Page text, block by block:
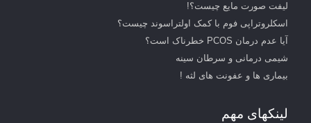
لیفت صورت مایع چیست؟!
اسکلروتراپی فوم با کمک اولتراسوند چیست؟
آیا عدم درمان PCOS خطرناک است؟
شیمی درمانی و سرطان سینه
بیماری ها و عفونت های لثه !
لینکهای مهم